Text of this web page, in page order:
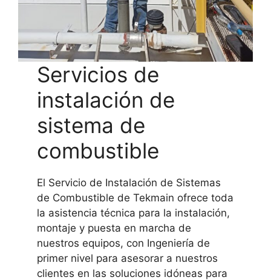
Servicios de
instalación de
sistema de
combustible
El Servicio de Instalación de Sistemas
de Combustible de Tekmain ofrece toda
la asistencia técnica para la instalación,
montaje y puesta en marcha de
nuestros equipos, con Ingeniería de
primer nivel para asesorar a nuestros
clientes en las soluciones idóneas para